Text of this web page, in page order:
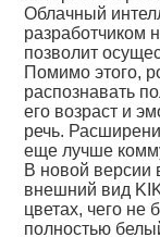
Облачный
разработчиком
позволит
Помимо этого,
распознавать
его возраст и
речь.
еще лучше
В новой версии
внешний вид
цветах, чего
полностью